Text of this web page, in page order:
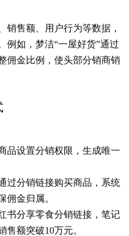
销售额、用户行为等数据，
例如，梦洁“一屋好货”通过
佣金比例，使头部分销商销
品设置分销权限，生成唯一
过分销链接购买商品，系统
佣金归属。
书分享零食分销链接，笔记
售额突破10万元。